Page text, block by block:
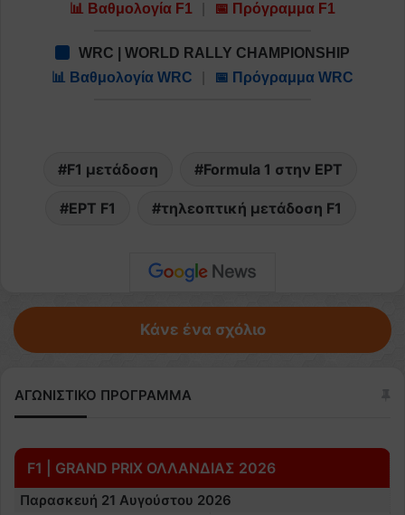
📊 Βαθμολογία F1
📅 Πρόγραμμα F1
WRC | WORLD RALLY CHAMPIONSHIP
📊 Βαθμολογία WRC
📅 Πρόγραμμα WRC
F1 μετάδοση Formula 1 στην ΕΡΤ
ΕΡΤ F1 τηλεοπτική μετάδοση F1
Κάνε ένα σχόλιο
ΑΓΩΝΙΣΤΙΚΟ ΠΡΟΓΡΑΜΜΑ
F1 | GRAND PRIX ΟΛΛΑΝΔΙΑΣ 2026
Παρασκευή 21 Αυγούστου 2026